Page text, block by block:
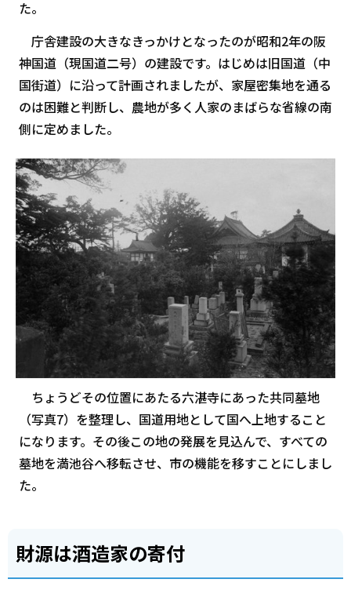
た。
庁舎建設の大きなきっかけとなったのが昭和2年の阪
神国道（現国道二号）の建設です。はじめは旧国道（中
国街道）に沿って計画されましたが、家屋密集地を通る
のは困難と判断し、農地が多く人家のまばらな省線の南
側に定めました。
ちょうどその位置にあたる六湛寺にあった共同墓地
（写真7）を整理し、国道用地として国へ上地すること
になります。その後この地の発展を見込んで、すべての
墓地を満池谷へ移転させ、市の機能を移すことにしまし
た。
財源は酒造家の寄付